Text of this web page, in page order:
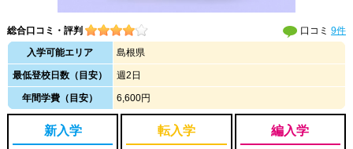
総合口コミ・評判 口コミ9件
入学可能エリア
島根県
最低登校日数（目安） 週2日
年間学費（目安） 6,600円
新入学
転入学
編入学